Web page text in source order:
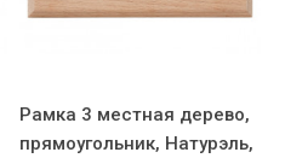
Рамка 3 местная дерево,
прямоугольник, Натурэль,